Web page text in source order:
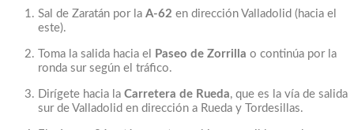
Sal de Zaratán por la A-62 en dirección Valladolid (hacia el
este).
Toma la salida hacia el Paseo de Zorrilla o continúa por la
ronda sur según el tráfico.
Dirígete hacia la Carretera de Rueda, que es la vía de salida
sur de Valladolid en dirección a Rueda y Tordesillas.